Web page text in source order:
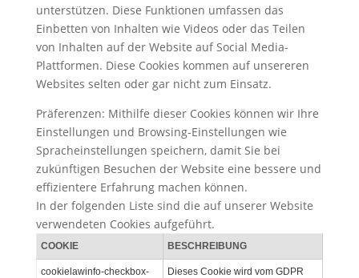
unterstützen. Diese Funktionen umfassen das
Einbetten von Inhalten wie Videos oder das Teilen
von Inhalten auf der Website auf Social Media-
Plattformen. Diese Cookies kommen auf unsereren
Websites selten oder gar nicht zum Einsatz.
Präferenzen: Mithilfe dieser Cookies können wir Ihre
Einstellungen und Browsing-Einstellungen wie
Spracheinstellungen speichern, damit Sie bei
zukünftigen Besuchen der Website eine bessere und
effizientere Erfahrung machen können.
In der folgenden Liste sind die auf unserer Website
verwendeten Cookies aufgeführt.
COOKIE BESCHREIBUNG
cookielawinfo-checkbox-
Dieses Cookie wird vom GDPR